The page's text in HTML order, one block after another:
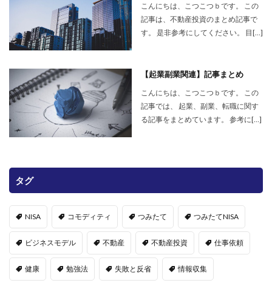
こんにちは、こつこつｂです。 この
記事は、不動産投資のまとめ記事で
す。 是非参考にしてください。 目[…]
【起業副業関連】記事まとめ
こんにちは、こつこつｂです。 この
記事では、 起業、副業、転職に関す
る記事をまとめています。 参考に[…]
タグ
NISA コモディティ つみたて つみたてNISA
ビジネスモデル 不動産 不動産投資 仕事依頼
健康 勉強法 失敗と反省 情報収集